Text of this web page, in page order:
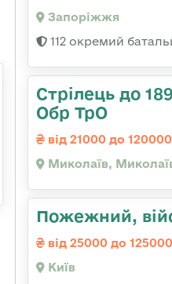
Запоріжжя
112 окремий
Стрілець до
Обр ТрО
від 21000 до
Миколаїв,
Пожежний,
від 25000 до
Київ